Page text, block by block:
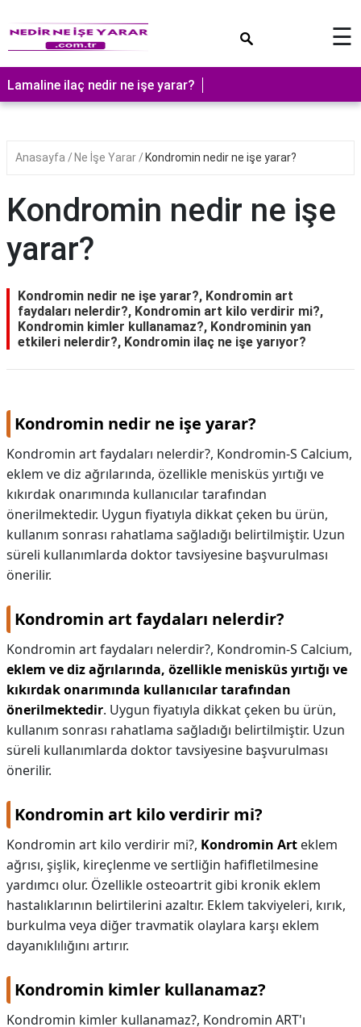
☰
Lamaline ilaç nedir ne işe yarar?
Anasayfa Ne İşe Yarar Kondromin nedir ne işe yarar?
Kondromin nedir ne işe
yarar?
Kondromin nedir ne işe yarar?, Kondromin art
faydaları nelerdir?, Kondromin art kilo verdirir mi?,
Kondromin kimler kullanamaz?, Kondrominin yan
etkileri nelerdir?, Kondromin ilaç ne işe yarıyor?
Kondromin nedir ne işe yarar?
Kondromin art faydaları nelerdir?, Kondromin-S Calcium,
eklem ve diz ağrılarında, özellikle menisküs yırtığı ve
kıkırdak onarımında kullanıcılar tarafından
önerilmektedir. Uygun fiyatıyla dikkat çeken bu ürün,
kullanım sonrası rahatlama sağladığı belirtilmiştir. Uzun
süreli kullanımlarda doktor tavsiyesine başvurulması
önerilir.
Kondromin art faydaları nelerdir?
Kondromin art faydaları nelerdir?, Kondromin-S Calcium,
eklem ve diz ağrılarında, özellikle menisküs yırtığı ve
kıkırdak onarımında kullanıcılar tarafından
önerilmektedir. Uygun fiyatıyla dikkat çeken bu ürün,
kullanım sonrası rahatlama sağladığı belirtilmiştir. Uzun
süreli kullanımlarda doktor tavsiyesine başvurulması
önerilir.
Kondromin art kilo verdirir mi?
Kondromin art kilo verdirir mi?, Kondromin Art eklem
ağrısı, şişlik, kireçlenme ve sertliğin hafifletilmesine
yardımcı olur. Özellikle osteoartrit gibi kronik eklem
hastalıklarının belirtilerini azaltır. Eklem takviyeleri, kırık,
burkulma veya diğer travmatik olaylara karşı eklem
dayanıklılığını artırır.
Kondromin kimler kullanamaz?
Kondromin kimler kullanamaz?, Kondromin ART'ı